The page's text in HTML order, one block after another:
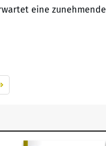
eine zunehmende